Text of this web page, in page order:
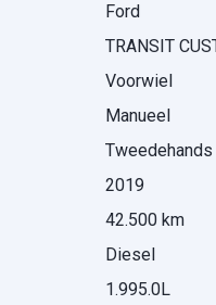
Ford
TRANSIT
Voorwiel
Manueel
Tweedehands
2019
42.500 km
Diesel
1.995.0L